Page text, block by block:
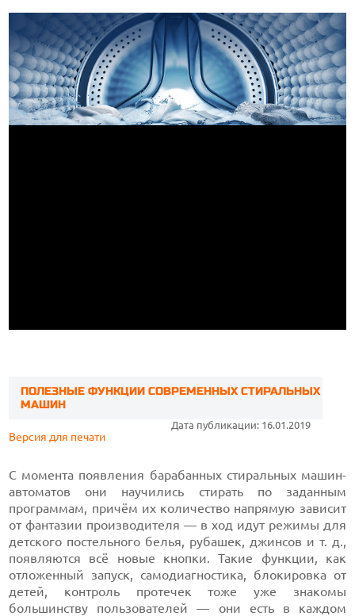
ПОЛЕЗНЫЕ ФУНКЦИИ СОВРЕМЕННЫХ СТИРАЛЬНЫХ
МАШИН
Дата публикации: 16.01.2019
Версия для печати
С момента появления барабанных стиральных машин-
автоматов они научились стирать по заданным
программам, причём их количество напрямую зависит
от фантазии производителя — в ход идут режимы для
детского постельного белья, рубашек, джинсов и т. д.,
появляются всё новые кнопки. Такие функции, как
отложенный запуск, самодиагностика, блокировка от
детей, контроль протечек тоже уже знакомы
большинству пользователей — они есть в каждом